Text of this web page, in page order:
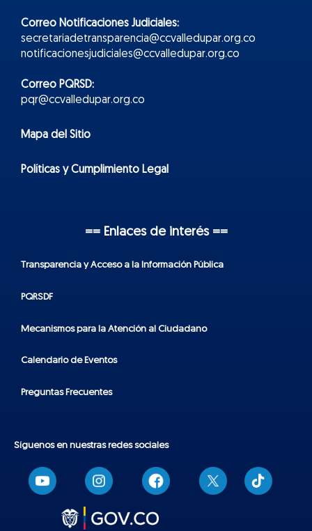
Correo Notificaciones Judiciales:
secretariadetransparencia@ccvalledupar.org.co
notificacionesjudiciales@ccvalledupar.org.co
Correo PQRSD:
pqr@ccvalledupar.org.co
Mapa del Sitio
Políticas y Cumplimiento Legal
== Enlaces de interés ==
Transparencia y Acceso a la Información Pública
PQRSDF
Mecanismos para la Atención al Ciudadano
Calendario de Eventos
Preguntas Frecuentes
Síguenos en nuestras redes sociales
T
i
k